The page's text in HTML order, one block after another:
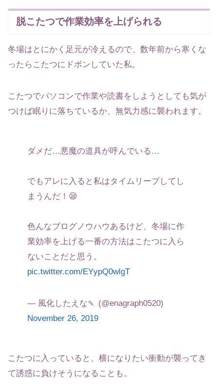
脱こたつで作業効率を上げられる
冬場はとにかく足元が冷えるので、数年前から寒くな
ったらこたつにドボンしていた私。
こたつでパソコンで作業や読書をしようとしても気が
つけば眠りに落ちているか、無気力感に襲われます。
ダメだ…悪魔の道具が呼んでいる…
でもアレに入ると私はタイムリープしてし
まうんだ！😪
色んなブログノウハウあるけど、冬場に作
業効率を上げる一番の方法はこたつに入ら
ないことだと思う。
pic.twitter.com/EYypQ0wlgT
— 風化したえな🍡 (@enagraph0520)
November 26, 2019
こたつに入っていると、横になりたい衝動が襲ってき
て誘惑に負けそうになることも。